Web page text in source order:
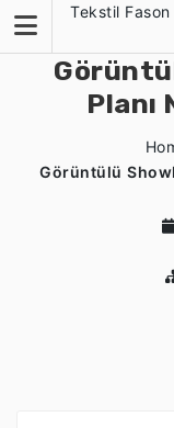
content
Tekstil Fason
Planı
Görüntülü